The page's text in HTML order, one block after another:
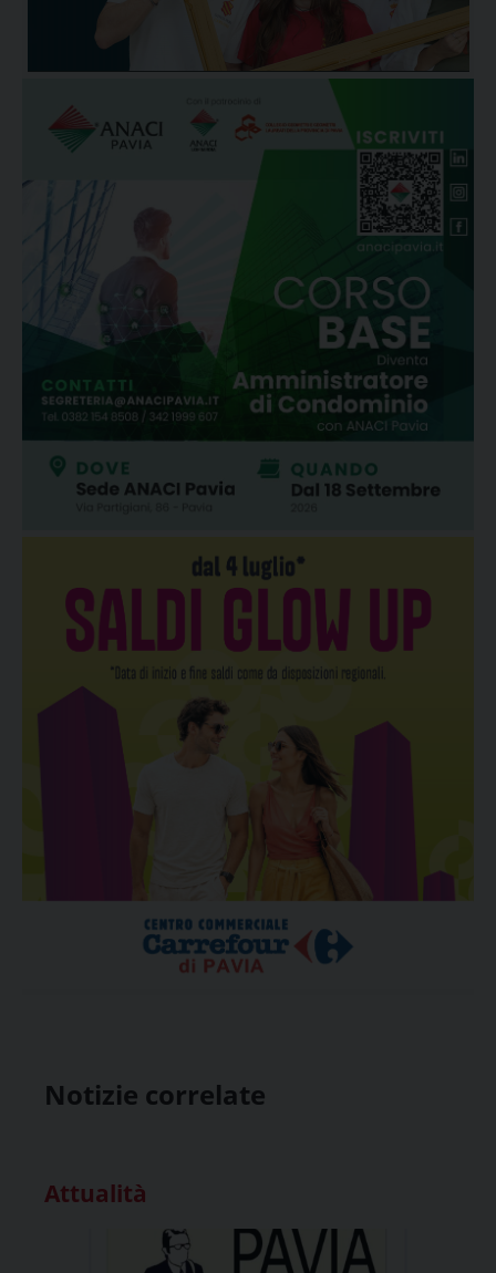
Notizie correlate
Attualità